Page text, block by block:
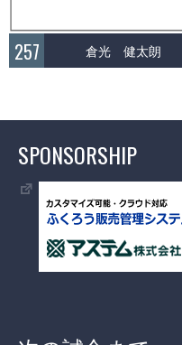
257 倉光 健太朗
SPONSORSHIP